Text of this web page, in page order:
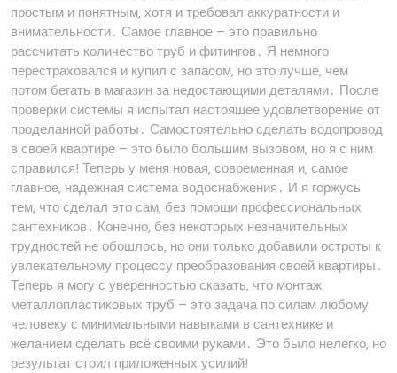
простым и понятным‚ хотя и требовал аккуратности и
внимательности․ Самое главное – это правильно
рассчитать количество труб и фитингов․ Я немного
перестраховался и купил с запасом‚ но это лучше‚ чем
потом бегать в магазин за недостающими деталями․ После
проверки системы я испытал настоящее удовлетворение от
проделанной работы․ Самостоятельно сделать водопровод
в своей квартире – это было большим вызовом‚ но я с ним
справился! Теперь у меня новая‚ современная и‚ самое
главное‚ надежная система водоснабжения․ И я горжусь
тем‚ что сделал это сам‚ без помощи профессиональных
сантехников․ Конечно‚ без некоторых незначительных
трудностей не обошлось‚ но они только добавили остроты к
увлекательному процессу преобразования своей квартиры․
Теперь я могу с уверенностью сказать‚ что монтаж
металлопластиковых труб – это задача по силам любому
человеку с минимальными навыками в сантехнике и
желанием сделать всё своими руками․ Это было нелегко‚ но
результат стоил приложенных усилий!